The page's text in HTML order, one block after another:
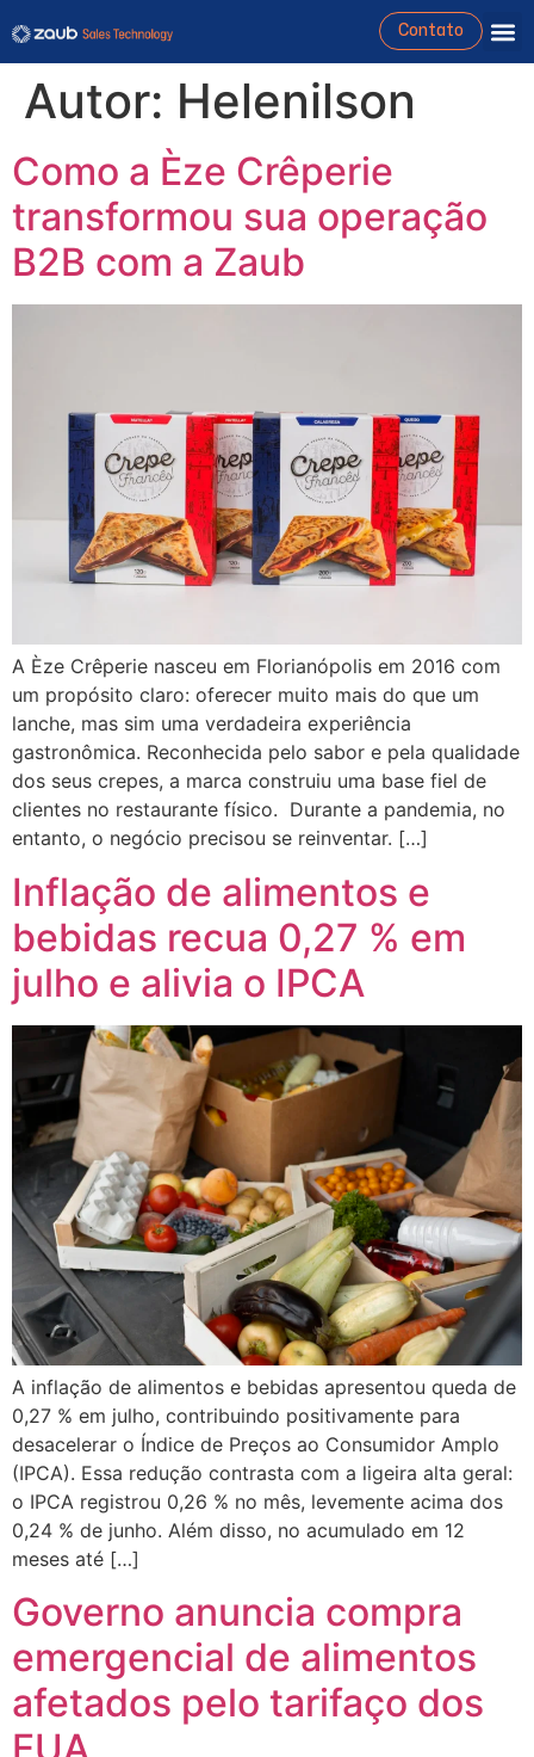
Contato
Autor: Helenilson
Como a Èze Crêperie
transformou sua operação
B2B com a Zaub
A Èze Crêperie nasceu em Florianópolis em 2016 com
um propósito claro: oferecer muito mais do que um
lanche, mas sim uma verdadeira experiência
gastronômica. Reconhecida pelo sabor e pela qualidade
dos seus crepes, a marca construiu uma base fiel de
clientes no restaurante físico. Durante a pandemia, no
entanto, o negócio precisou se reinventar. […]
Inflação de alimentos e
bebidas recua 0,27 % em
julho e alivia o IPCA
A inflação de alimentos e bebidas apresentou queda de
0,27 % em julho, contribuindo positivamente para
desacelerar o Índice de Preços ao Consumidor Amplo
(IPCA). Essa redução contrasta com a ligeira alta geral:
o IPCA registrou 0,26 % no mês, levemente acima dos
0,24 % de junho. Além disso, no acumulado em 12
meses até […]
Governo anuncia compra
emergencial de alimentos
afetados pelo tarifaço dos